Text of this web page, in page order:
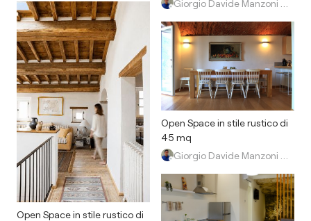
Open Space in stile rustico di
Open Space in stile rustico di
45 mq